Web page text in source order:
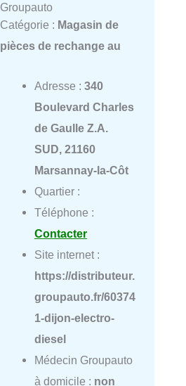
Groupauto
Catégorie : Magasin de
pièces de rechange au
Adresse : 340
Boulevard Charles
de Gaulle Z.A.
SUD, 21160
Marsannay-la-Côt
Quartier :
Téléphone :
Contacter
Site internet :
https://distributeur.
groupauto.fr/60374
1-dijon-electro-
diesel
Médecin Groupauto
à domicile : non